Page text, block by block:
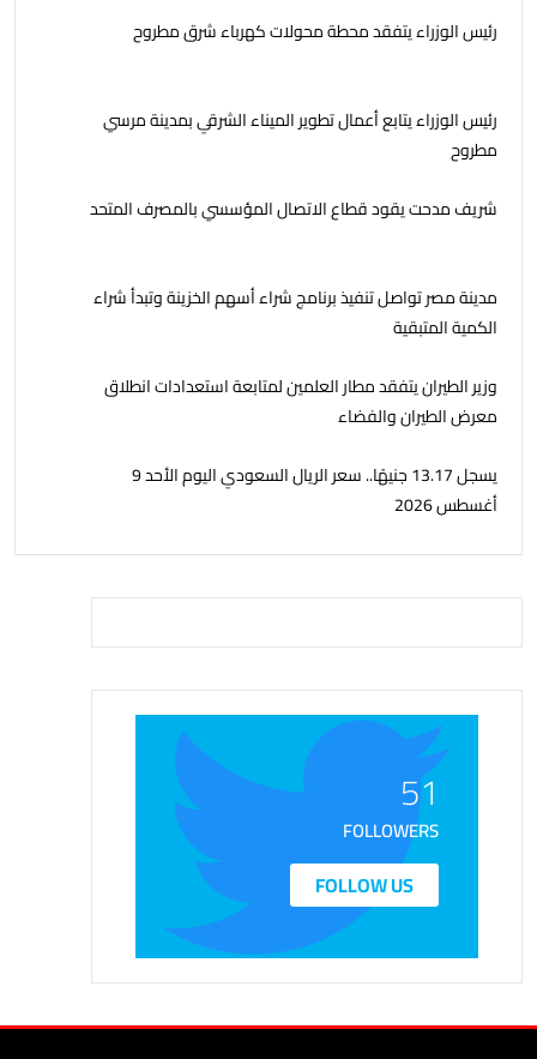
رئيس الوزراء يتفقد محطة محولات كهرباء شرق مطروح
رئيس الوزراء يتابع أعمال تطوير الميناء الشرقي بمدينة مرسي
مطروح
شريف مدحت يقود قطاع الاتصال المؤسسي بالمصرف المتحد
مدينة مصر تواصل تنفيذ برنامج شراء أسهم الخزينة وتبدأ شراء
الكمية المتبقية
وزير الطيران يتفقد مطار العلمين لمتابعة استعدادات انطلاق
معرض الطيران والفضاء
يسجل 13.17 جنيهًا.. سعر الريال السعودي اليوم الأحد 9
أغسطس 2026
51
FOLLOWERS
FOLLOW US